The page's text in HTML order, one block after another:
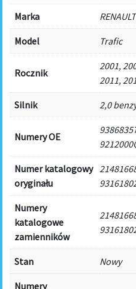
Marka RENAULT
Model Trafic
Rocznik
2001,
2011,
Silnik 2,0
Numery OE
Numer katalogowy
oryginału
Numery
katalogowe
zamienników
Stan Nowy
Numery